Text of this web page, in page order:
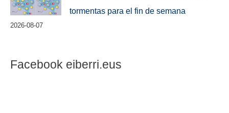
tormentas para el fin de semana
2026-08-07
Facebook eiberri.eus